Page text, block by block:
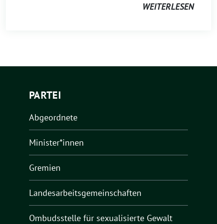
WEITERLESEN
PARTEI
Abgeordnete
Minister*innen
Gremien
Landesarbeitsgemeinschaften
Ombudsstelle für sexualisierte Gewalt